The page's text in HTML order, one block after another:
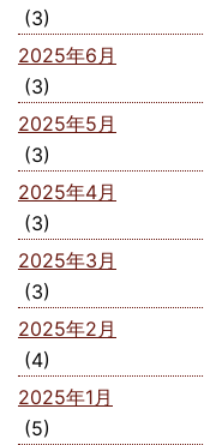
(3)
2025年6月
(3)
2025年5月
(3)
2025年4月
(3)
2025年3月
(3)
2025年2月
(4)
2025年1月
(5)